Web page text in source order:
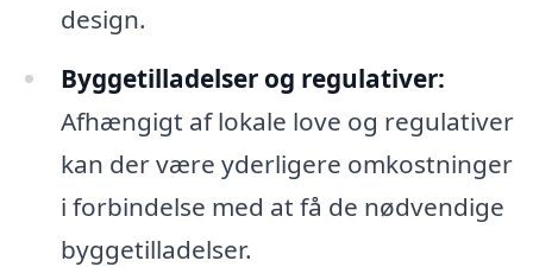
design.
Byggetilladelser og regulativer:
Afhængigt af lokale love og regulativer
kan der være yderligere omkostninger
i forbindelse med at få de nødvendige
byggetilladelser.